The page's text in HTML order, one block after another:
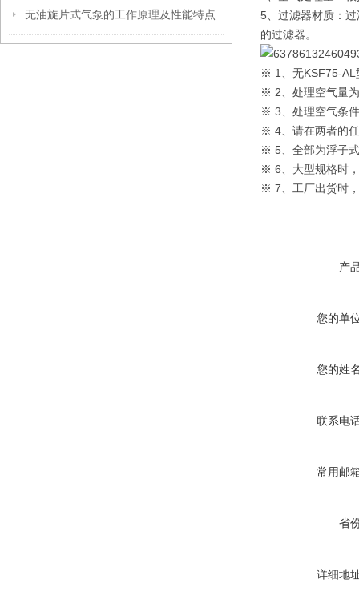
无油旋片式气泵的工作原理及性能特点
5、过滤器材质：
的过滤器。
※ 1、无KSF75-AL
※ 2、处理空气量
※ 3、处理空气条
※ 4、请在两者的
※ 5、全部为浮子
※ 6、大型规格时
※ 7、工厂出货时
产
您的单
您的姓
联系电
常用邮
省
详细地